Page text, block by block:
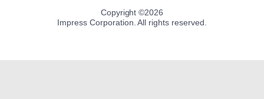
Copyright ©2026
Impress Corporation. All rights reserved.